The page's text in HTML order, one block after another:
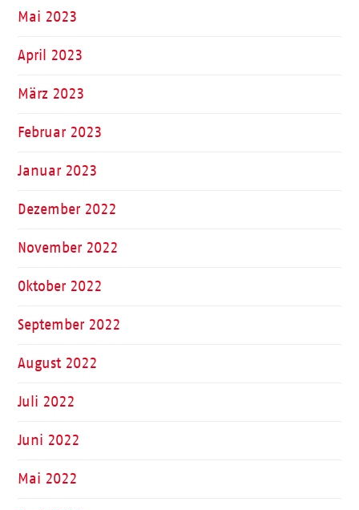
Mai 2023
April 2023
März 2023
Februar 2023
Januar 2023
Dezember 2022
November 2022
Oktober 2022
September 2022
August 2022
Juli 2022
Juni 2022
Mai 2022